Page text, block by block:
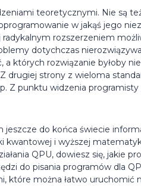
teoretycznymi. Nie są
w jakąś jego
rozszerzeniem
dotychczas
których rozwiązanie byłoby
strony z wieloma
Z punktu widzenia
do końca świecie
i wyższej
QPU, dowiesz się, jakie
do pisania programów dla
które można łatwo